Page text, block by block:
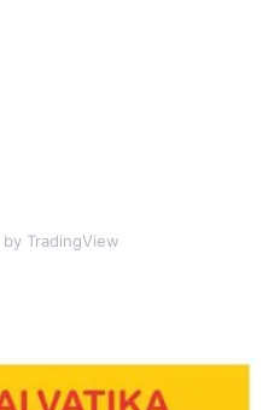
by TradingView